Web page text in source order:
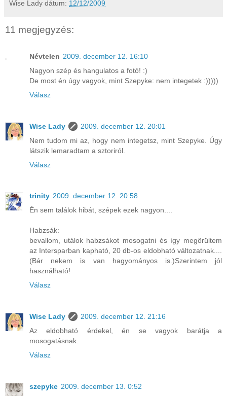
Wise Lady dátum: 12/12/2009
11 megjegyzés:
Névtelen 2009. december 12. 16:10
Nagyon szép és hangulatos a fotó! :)
De most én úgy vagyok, mint Szepyke: nem integetek :)))))
Válasz
Wise Lady
2009. december 12. 20:01
Nem tudom mi az, hogy nem integetsz, mint Szepyke. Úgy
látszik lemaradtam a sztoriról.
Válasz
trinity 2009. december 12. 20:58
Én sem találok hibát, szépek ezek nagyon....
Habzsák:
bevallom, utálok habzsákot mosogatni és így megörültem
az Intersparban kapható, 20 db-os eldobható változatnak....
(Bár nekem is van hagyományos is.)Szerintem jól
használható!
Válasz
Wise Lady
2009. december 12. 21:16
Az eldobható érdekel, én se vagyok barátja a
mosogatásnak.
Válasz
szepyke 2009. december 13. 0:52